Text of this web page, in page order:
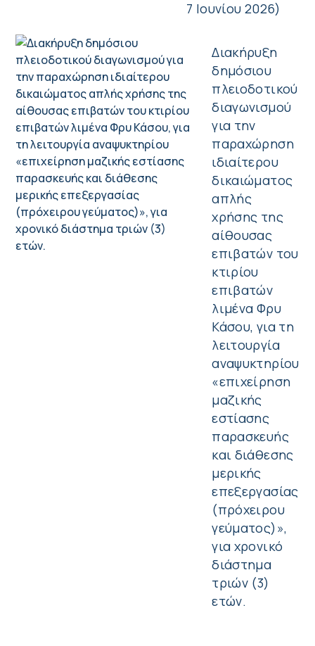
7 Ιουνίου 2026)
Διακήρυξη
δημόσιου
πλειοδοτικού
διαγωνισμού
για την
παραχώρηση
ιδιαίτερου
δικαιώματος
απλής
χρήσης της
αίθουσας
επιβατών του
κτιρίου
επιβατών
λιμένα Φρυ
Κάσου, για τη
λειτουργία
αναψυκτηρίου
«επιχείρηση
μαζικής
εστίασης
παρασκευής
και διάθεσης
μερικής
επεξεργασίας
(πρόχειρου
γεύματος)»,
για χρονικό
διάστημα
τριών (3)
ετών.